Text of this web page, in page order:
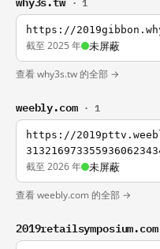
https://
截至 2025 年 未屏蔽
查看 why3s.tw 的全部 →
weebly.com · 1
https://
截至 2026 年 未屏蔽
查看 weebly.com 的全部 →
2019retailsymposium.com